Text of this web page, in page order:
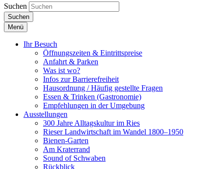
Suchen
Suchen
Menü
Ihr Besuch
Öffnungszeiten & Eintrittspreise
Anfahrt & Parken
Was ist wo?
Infos zur Barrierefreiheit
Hausordnung / Häufig gestellte Fragen
Essen & Trinken (Gastronomie)
Empfehlungen in der Umgebung
Ausstellungen
300 Jahre Alltagskultur im Ries
Rieser Landwirtschaft im Wandel 1800–1950
Bienen-Garten
Am Kraterrand
Sound of Schwaben
Rückblick